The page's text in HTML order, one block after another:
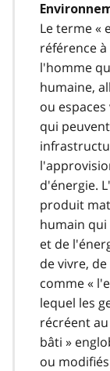
t
e
1
3
Le terme «
référence
l'homme
humaine,
ou
qui
d'énergie.
produit
humain qui
et de
de vivre,
comme «
lequel les
récréent
bâti »
ou